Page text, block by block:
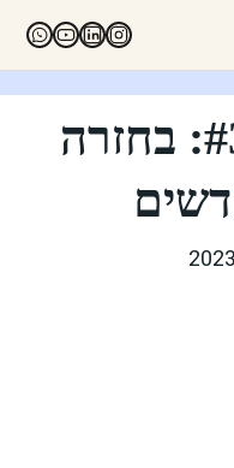
יומן מלחמה #3: בחזרה